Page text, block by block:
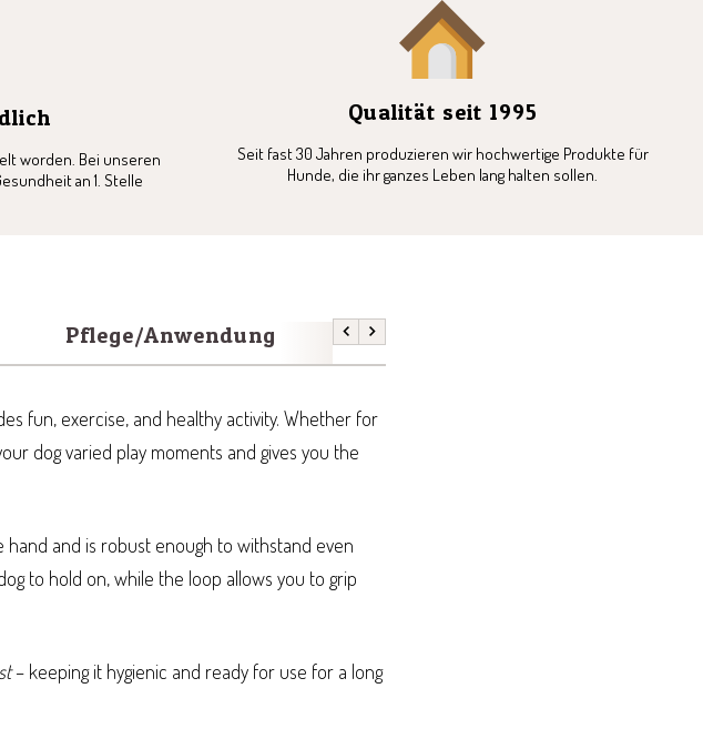
worden. Bei unseren
an 1. Stelle
Qualität seit 1995
Seit fast 30 Jahren produzieren wir hochwertige Produkte für
Hunde, die ihr ganzes Leben lang halten sollen.
Pflege/Anwendung Previous
Next
fun, exercise, and healthy activity. Whether for
dog varied play moments and gives you the
and is robust enough to withstand even
to hold on, while the loop allows you to grip
– keeping it hygienic and ready for use for a long